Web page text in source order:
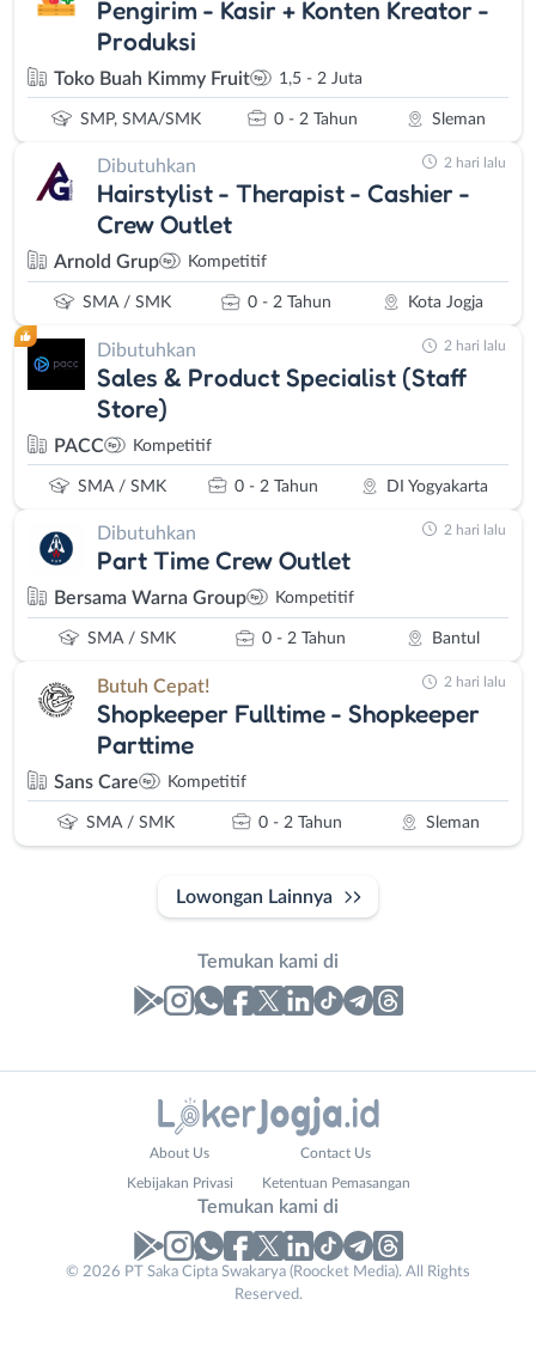
Pengirim - Kasir + Konten Kreator -
Produksi
Toko Buah Kimmy Fruit 1,5 - 2 Juta
SMP, SMA/SMK 0 - 2 Tahun Sleman
Dibutuhkan
Hairstylist - Therapist - Cashier -
Crew Outlet
Arnold Grup Kompetitif
SMA / SMK 0 - 2 Tahun Kota Jogja
2 hari lalu
Dibutuhkan
Sales & Product Specialist (Staff
Store)
PACC Kompetitif
SMA / SMK 0 - 2 Tahun DI Yogyakarta
2 hari lalu
Dibutuhkan
Part Time Crew Outlet
Bersama Warna Group Kompetitif
SMA / SMK 0 - 2 Tahun Bantul
2 hari lalu
Butuh Cepat!
Shopkeeper Fulltime - Shopkeeper
Parttime
Sans Care Kompetitif
SMA / SMK 0 - 2 Tahun Sleman
2 hari lalu
Lowongan Lainnya
Temukan kami di
No. Telp /
About Us Contact Us
Kebijakan Privasi Ketentuan Pemasangan
Temukan kami di
© 2026 PT Saka Cipta Swakarya (Roocket Media). All Rights
Reserved.